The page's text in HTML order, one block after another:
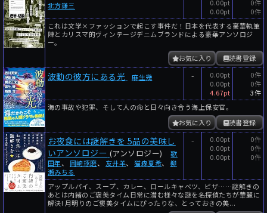
北方謙三
0.00pt
0.00pt
0件
0件
これは文学×ファッションで起こす事件だ！日本を代表する豪華執筆
陣とカリスマ的ヴィンテージデニムブランドによる豪華アンソロジ
ー。
読書登録
お気に入り
波動の彼方にある光 麻生幾 -
0.00pt
0.00pt
4.67pt
0件
0件
3件
海の事故や犯罪、そして人の命と日々向き合う海上保安官。
読書登録
お気に入り
お夜食には謎解きを 5品の美味し
いアンソロジー (アンソロジー)
歌
田年、 岡崎琢磨、 友井羊、猫森夏希、柳
瀬みちる
-
0.00pt
0.00pt
0.00pt
0件
0件
0件
アップルパイ、スープ、カレー、ロールキャベツ、ピザ……謎解きの
あとは内緒のご褒美タイム日常に潜む様々な謎を名探偵たちが華麗に
解決! 月明りのご褒美タイムにぴったりな、とっておきの美...